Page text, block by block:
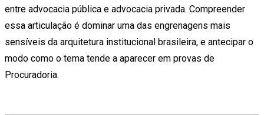
entre advocacia pública e advocacia privada. Compreender
essa articulação é dominar uma das engrenagens mais
sensíveis da arquitetura institucional brasileira, e antecipar o
modo como o tema tende a aparecer em provas de
Procuradoria.